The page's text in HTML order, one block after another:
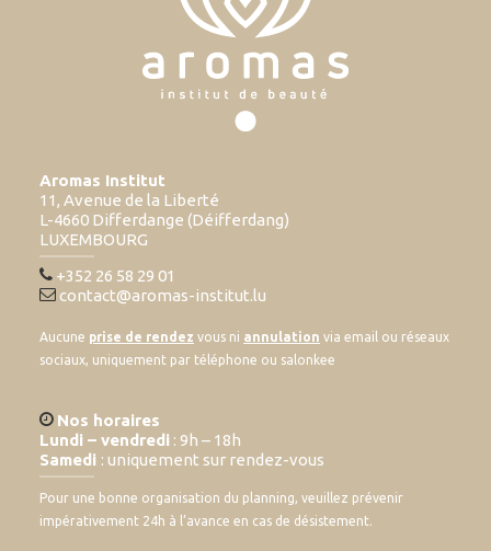
Aromas Institut
11, Avenue de la Liberté
L-4660 Differdange (Déifferdang)
LUXEMBOURG
+352 26 58 29 01
contact@aromas-institut.lu
Aucune prise de rendez vous ni annulation via email ou réseaux
sociaux, uniquement par téléphone ou salonkee
Nos horaires
Lundi – vendredi : 9h – 18h
Samedi : uniquement sur rendez-vous
Pour une bonne organisation du planning, veuillez prévenir
impérativement 24h à l’avance en cas de désistement.